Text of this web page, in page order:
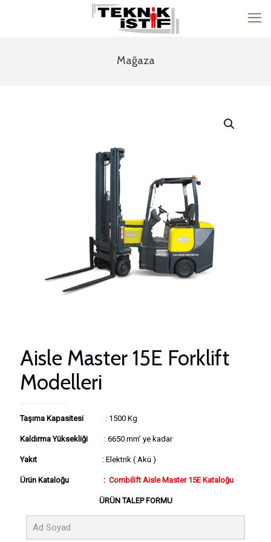
Mağaza
Aisle Master 15E Forklift
Modelleri
Taşıma Kapasitesi : 1500 Kg
Kaldırma Yüksekliği : 6650 mm’ ye kadar
Yakıt : Elektrik ( Akü )
Ürün Kataloğu : Combilift Aisle Master 15E Kataloğu
ÜRÜN TALEP FORMU